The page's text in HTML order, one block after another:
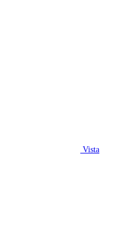
Vista